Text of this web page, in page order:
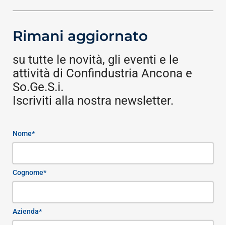
Rimani aggiornato
su tutte le novità, gli eventi e le
attività di Confindustria Ancona e
So.Ge.S.i.
Iscriviti alla nostra newsletter.
Nome*
Cognome*
Azienda*